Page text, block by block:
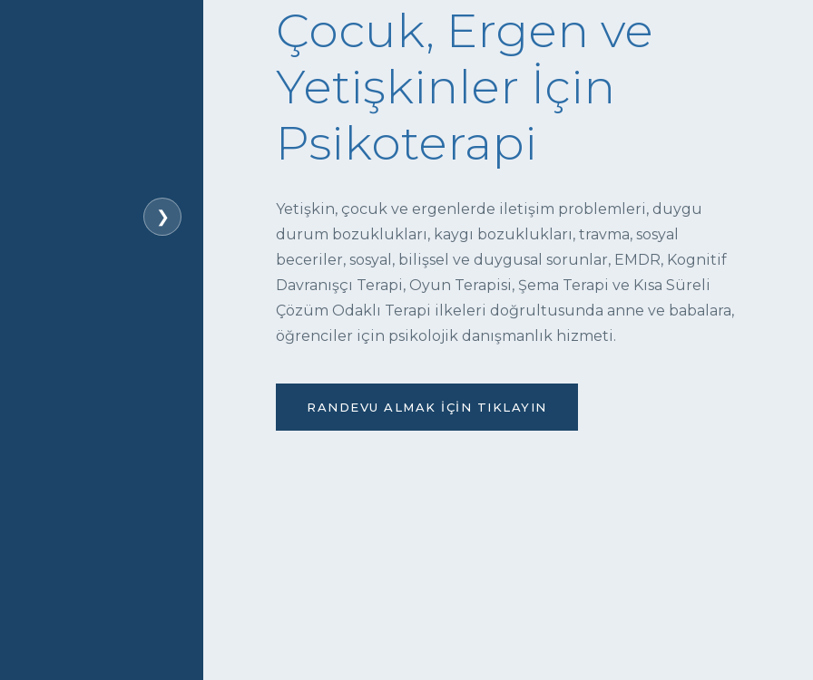
❯
Çocuk, Ergen ve
Yetişkinler İçin
Psikoterapi
Yetişkin, çocuk ve ergenlerde iletişim problemleri, duygu
durum bozuklukları, kaygı bozuklukları, travma, sosyal
beceriler, sosyal, bilişsel ve duygusal sorunlar, EMDR, Kognitif
Davranışçı Terapi, Oyun Terapisi, Şema Terapi ve Kısa Süreli
Çözüm Odaklı Terapi ilkeleri doğrultusunda anne ve babalara,
öğrenciler için psikolojik danışmanlık hizmeti.
RANDEVU ALMAK İÇIN TIKLAYIN